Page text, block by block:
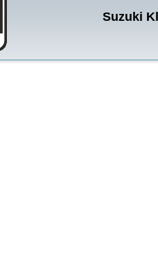
Suzuki